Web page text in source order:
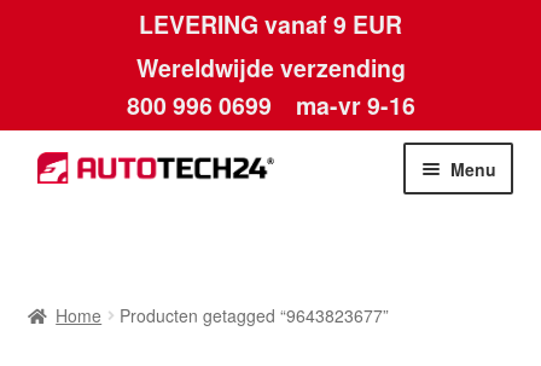
LEVERING vanaf 9 EUR
Wereldwijde verzending
800 996 0699 ma-vr 9-16
Ga
door
Ga
naar
Menu
Home Producten getagged “9643823677”